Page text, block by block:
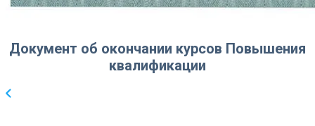
Документ об окончании курсов Повышения
квалификации